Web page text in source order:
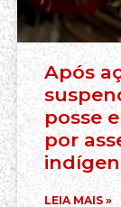
Após
posse
por
LEIA MAIS »